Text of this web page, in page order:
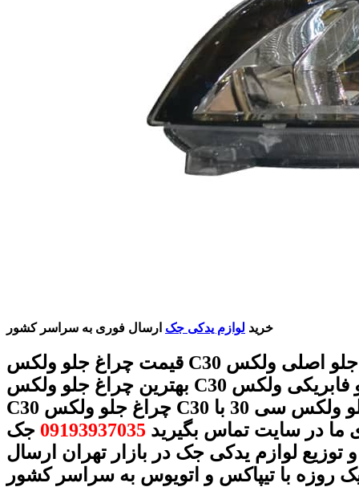
خرید لوازم یدکی جک ارسال فوری به سراسر کشور
قیمت چراغ جلو ولکس C30 چراغ جلو اصلی ولکس C30
بهترین چراغ جلو ولکس C30 چراغ جلو فابریکی ولکس
C30 چراغ جلو ولکس C30 چراغ جلو ولکس سی 30 با
ما در سایت تماس بگیرید 09193937035 جک
توزیع لوازم یدکی جک در بازار تهران ارسال
روزه با تیپاکس و اتویوس به سراسر کشور